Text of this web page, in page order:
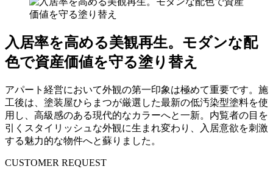
入居率を高める美観再生。モダンな配
色で資産価値を守る塗り替え
アパート経営において外観の第一印象は極めて重要です。施
工後は、塗装屋ひらまつが厳選した最新の低汚染型塗料を使
用し、高級感のある現代的なカラーへと一新。内覧者の目を
引くスタイリッシュな外観に生まれ変わり、入居意欲を刺激
する魅力的な物件へと蘇りました。
CUSTOMER REQUEST